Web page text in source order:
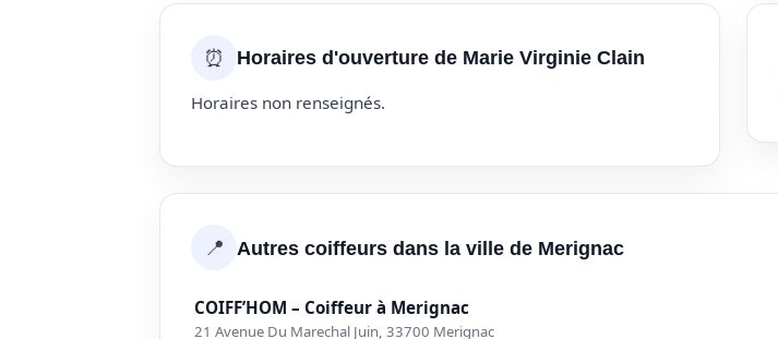
⏰ Horaires d'ouverture de Marie Virginie Clain
Horaires non renseignés.
📍 Autres coiffeurs dans la ville de Merignac
COIFF’HOM – Coiffeur à Merignac
21 Avenue Du Marechal Juin, 33700 Merignac